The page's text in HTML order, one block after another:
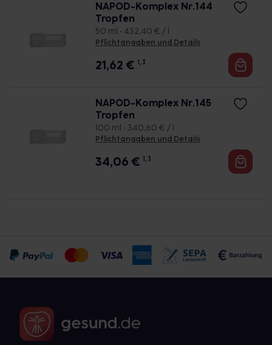
NAPOD-Komplex Nr.144
Tropfen
50 ml • 432,40 € / l
Pflichtangaben und Details
21,62 € 1, 3
NAPOD-Komplex Nr.145
Tropfen
100 ml • 340,60 € / l
Pflichtangaben und Details
34,06 € 1, 3